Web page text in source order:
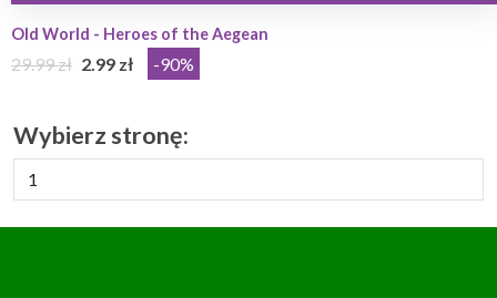
Old World - Heroes of the Aegean
29.99 zł 2.99 zł -90%
Wybierz stronę: